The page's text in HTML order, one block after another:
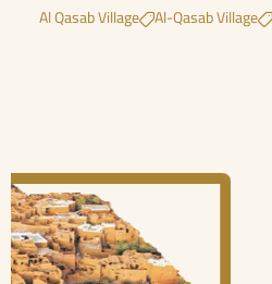
Al-Qasab Village
Al Qasab Village